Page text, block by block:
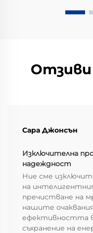
Сара Джонсън
Изключителна
надеждност
Ние сме
на
пречистване на
нашите
ефективността
съхранение на